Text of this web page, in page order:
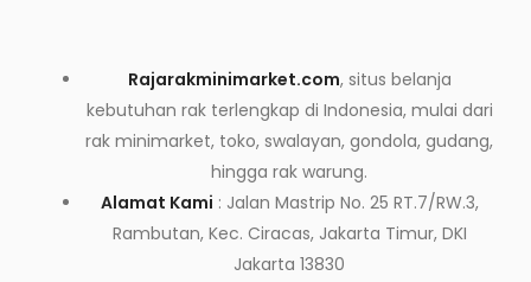
Rajarakminimarket.com, situs belanja
kebutuhan rak terlengkap di Indonesia, mulai dari
rak minimarket, toko, swalayan, gondola, gudang,
hingga rak warung.
Alamat Kami : Jalan Mastrip No. 25 RT.7/RW.3,
Rambutan, Kec. Ciracas, Jakarta Timur, DKI
Jakarta 13830